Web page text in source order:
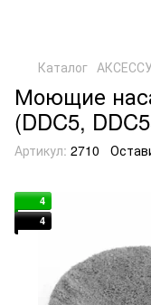
Каталог
Моющие
(DDC5,
Артикул: 2710
4
4